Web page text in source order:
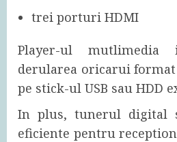
trei porturi HDMI
Player-ul mutlimedia
derularea oricarui
pe stick-ul USB sau HDD
In plus, tunerul digital
eficiente pentru